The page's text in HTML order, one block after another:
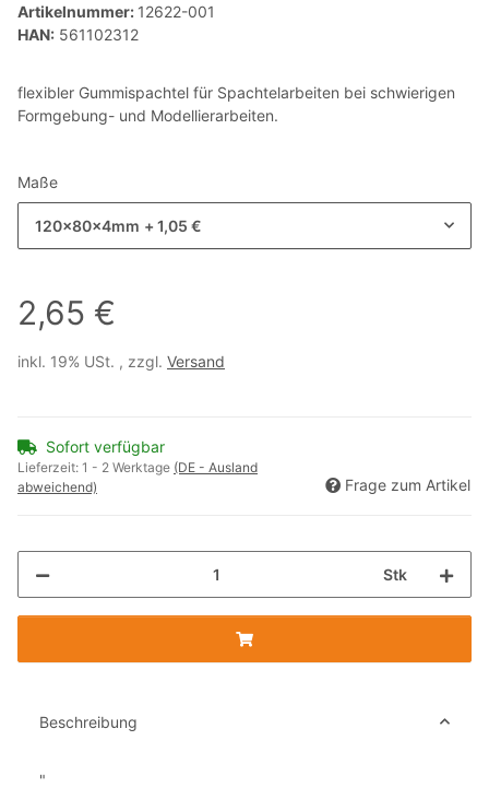
Artikelnummer: 12622-001
HAN: 561102312
flexibler Gummispachtel für Spachtelarbeiten bei schwierigen
Formgebung- und Modellierarbeiten.
Maße
120x80x4mm + 1,05 €
2,65 €
inkl. 19% USt. , zzgl. Versand
Sofort verfügbar
Lieferzeit: 1 - 2 Werktage (DE - Ausland
abweichend)
Frage zum Artikel
Stk
Beschreibung
"